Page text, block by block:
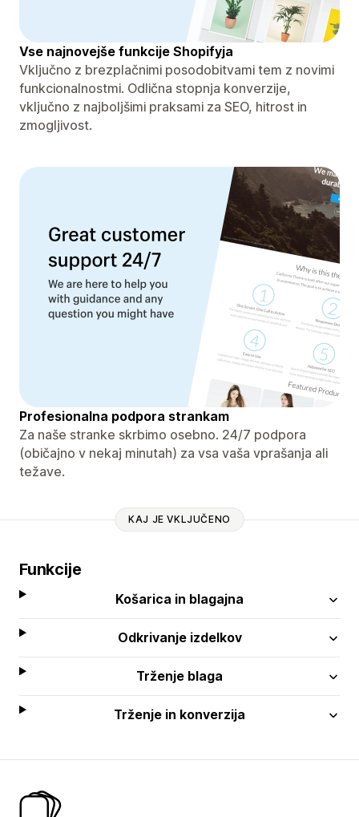
Vse najnovejše funkcije Shopifyja
Vključno z brezplačnimi posodobitvami tem z novimi
funkcionalnostmi. Odlična stopnja konverzije,
vključno z najboljšimi praksami za SEO, hitrost in
zmogljivost.
Profesionalna podpora strankam
Za naše stranke skrbimo osebno. 24/7 podpora
(običajno v nekaj minutah) za vsa vaša vprašanja ali
težave.
KAJ JE VKLJUČENO
Funkcije
Košarica in blagajna
Odkrivanje izdelkov
Trženje blaga
Trženje in konverzija